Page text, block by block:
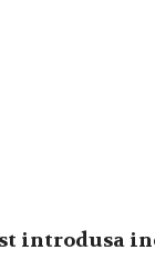
introdusa